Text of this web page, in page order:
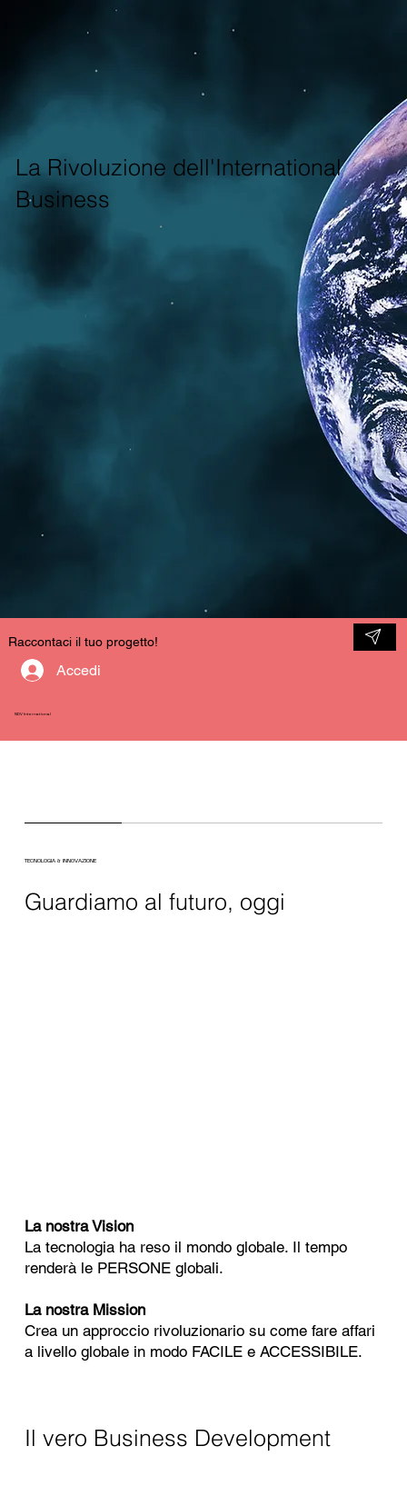
NDV International
Accedi
Raccontaci il tuo progetto!
La Rivoluzione dell'International
Business
TECNOLOGIA & INNOVAZIONE
Guardiamo al futuro, oggi
La nostra Vision
La tecnologia ha reso il mondo globale. Il tempo
renderà le PERSONE globali.
La nostra Mission
Crea un approccio rivoluzionario su come fare affari
a livello globale in modo FACILE e ACCESSIBILE.
Il vero Business Development